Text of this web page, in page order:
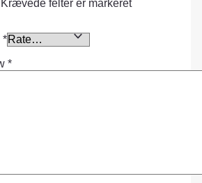
Krævede felter er markeret
*
*